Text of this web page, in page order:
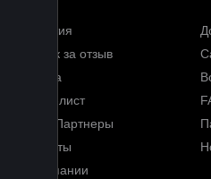
Гарантия
Кэшбэк за отзыв
Оплата
Прайс-лист
Наши Партнеры
Контакты
О компании